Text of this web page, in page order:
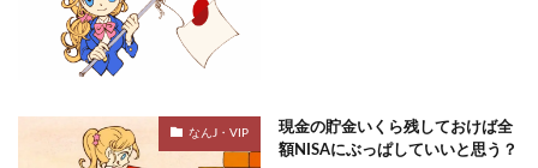
なんJ・VIP
現金の貯金いくら残しておけば全
額NISAにぶっぱしていいと思う？